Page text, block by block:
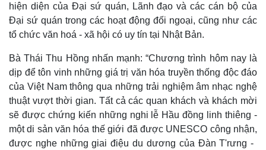
Thế giới
Quan sát
Hồ sơ
Multimedia
Video
Ảnh
E-Magazine
Infographic
hiện diện của Đại sứ quán, Lãnh đạo và các cán bộ của
Đại sứ quán trong các hoạt động đối ngoại, cũng như các
tổ chức văn hoá - xã hội có uy tín tại Nhật Bản.
Bà Thái Thu Hồng nhấn mạnh: “Chương trình hôm nay là
dịp để tôn vinh những giá trị văn hóa truyền thống độc đáo
của Việt Nam thông qua những trải nghiệm âm nhạc nghệ
thuật vượt thời gian. Tất cả các quan khách và khách mời
sẽ được chứng kiến ​​những nghi lễ Hầu đồng linh thiêng -
một di sản văn hóa thế giới đã được UNESCO công nhận,
được nghe những giai điệu du dương của Đàn T'rưng - ​​